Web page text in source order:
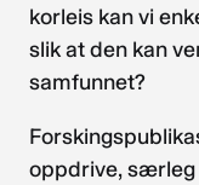
korleis kan vi
slik at den kan
samfunnet?
oppdrive, særleg